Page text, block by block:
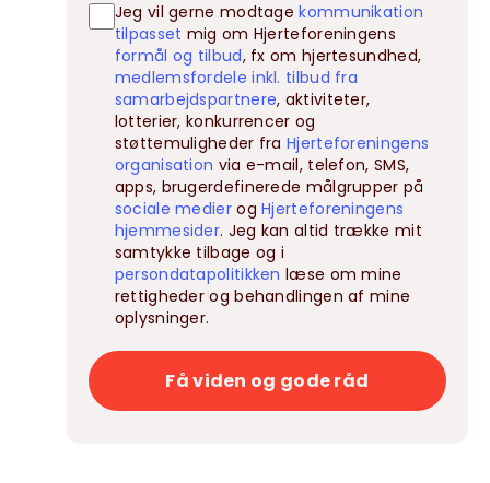
Jeg vil gerne modtagekommunikation
tilpasset mig om Hjerteforeningens
formål og tilbud, fx om hjertesundhed,
medlemsfordele inkl. tilbud fra
samarbejdspartnere, aktiviteter,
lotterier, konkurrencer og
støttemuligheder fraHjerteforeningens
organisation via e-mail, telefon, SMS,
apps, brugerdefinerede målgrupper på
sociale medierogHjerteforeningens
hjemmesider. Jeg kan altid trække mit
samtykke tilbage og i
persondatapolitikken læse om mine
rettigheder og behandlingen af mine
oplysninger.
Få viden og gode råd